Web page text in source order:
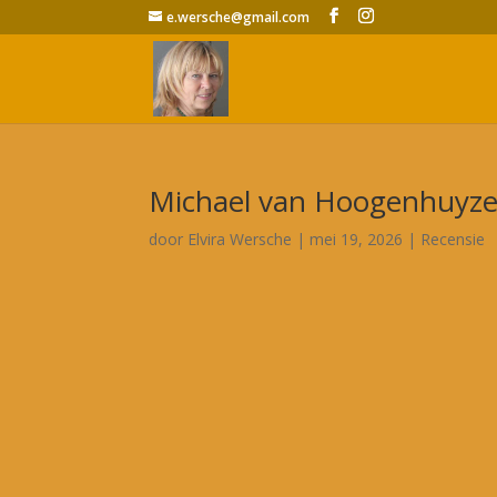
e.wersche@gmail.com
Michael van Hoogenhuyze
door Elvira Wersche | mei 19, 2026 | Recensie